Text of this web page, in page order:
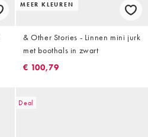
MEER KLEUREN
& Other Stories - Linnen mini jurk
met boothals in zwart
€ 100,79
Deal